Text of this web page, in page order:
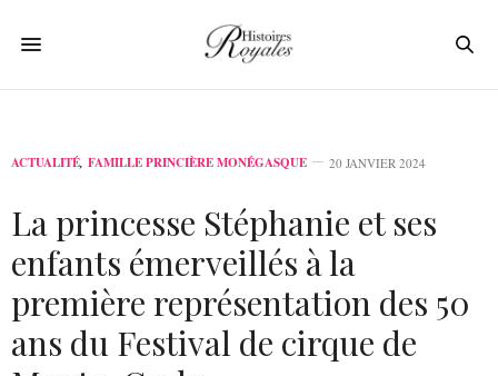
ACTUALITÉ, FAMILLE PRINCIÈRE MONÉGASQUE 20 JANVIER 2024
La princesse Stéphanie et ses
enfants émerveillés à la
première représentation des 50
ans du Festival de cirque de